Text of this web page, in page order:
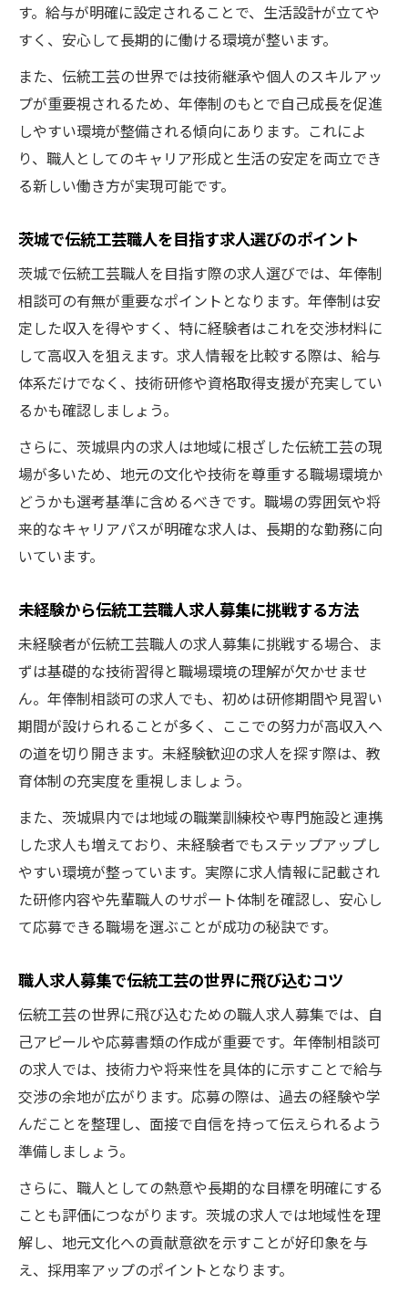
す。給与が明確に設定されることで、生活設計が立てや
すく、安心して長期的に働ける環境が整います。
また、伝統工芸の世界では技術継承や個人のスキルアッ
プが重要視されるため、年俸制のもとで自己成長を促進
しやすい環境が整備される傾向にあります。これによ
り、職人としてのキャリア形成と生活の安定を両立でき
る新しい働き方が実現可能です。
茨城で伝統工芸職人を目指す求人選びのポイント
茨城で伝統工芸職人を目指す際の求人選びでは、年俸制
相談可の有無が重要なポイントとなります。年俸制は安
定した収入を得やすく、特に経験者はこれを交渉材料に
して高収入を狙えます。求人情報を比較する際は、給与
体系だけでなく、技術研修や資格取得支援が充実してい
るかも確認しましょう。
さらに、茨城県内の求人は地域に根ざした伝統工芸の現
場が多いため、地元の文化や技術を尊重する職場環境か
どうかも選考基準に含めるべきです。職場の雰囲気や将
来的なキャリアパスが明確な求人は、長期的な勤務に向
いています。
未経験から伝統工芸職人求人募集に挑戦する方法
未経験者が伝統工芸職人の求人募集に挑戦する場合、ま
ずは基礎的な技術習得と職場環境の理解が欠かせませ
ん。年俸制相談可の求人でも、初めは研修期間や見習い
期間が設けられることが多く、ここでの努力が高収入へ
の道を切り開きます。未経験歓迎の求人を探す際は、教
育体制の充実度を重視しましょう。
また、茨城県内では地域の職業訓練校や専門施設と連携
した求人も増えており、未経験者でもステップアップし
やすい環境が整っています。実際に求人情報に記載され
た研修内容や先輩職人のサポート体制を確認し、安心し
て応募できる職場を選ぶことが成功の秘訣です。
職人求人募集で伝統工芸の世界に飛び込むコツ
伝統工芸の世界に飛び込むための職人求人募集では、自
己アピールや応募書類の作成が重要です。年俸制相談可
の求人では、技術力や将来性を具体的に示すことで給与
交渉の余地が広がります。応募の際は、過去の経験や学
んだことを整理し、面接で自信を持って伝えられるよう
準備しましょう。
さらに、職人としての熱意や長期的な目標を明確にする
ことも評価につながります。茨城の求人では地域性を理
解し、地元文化への貢献意欲を示すことが好印象を与
え、採用率アップのポイントとなります。